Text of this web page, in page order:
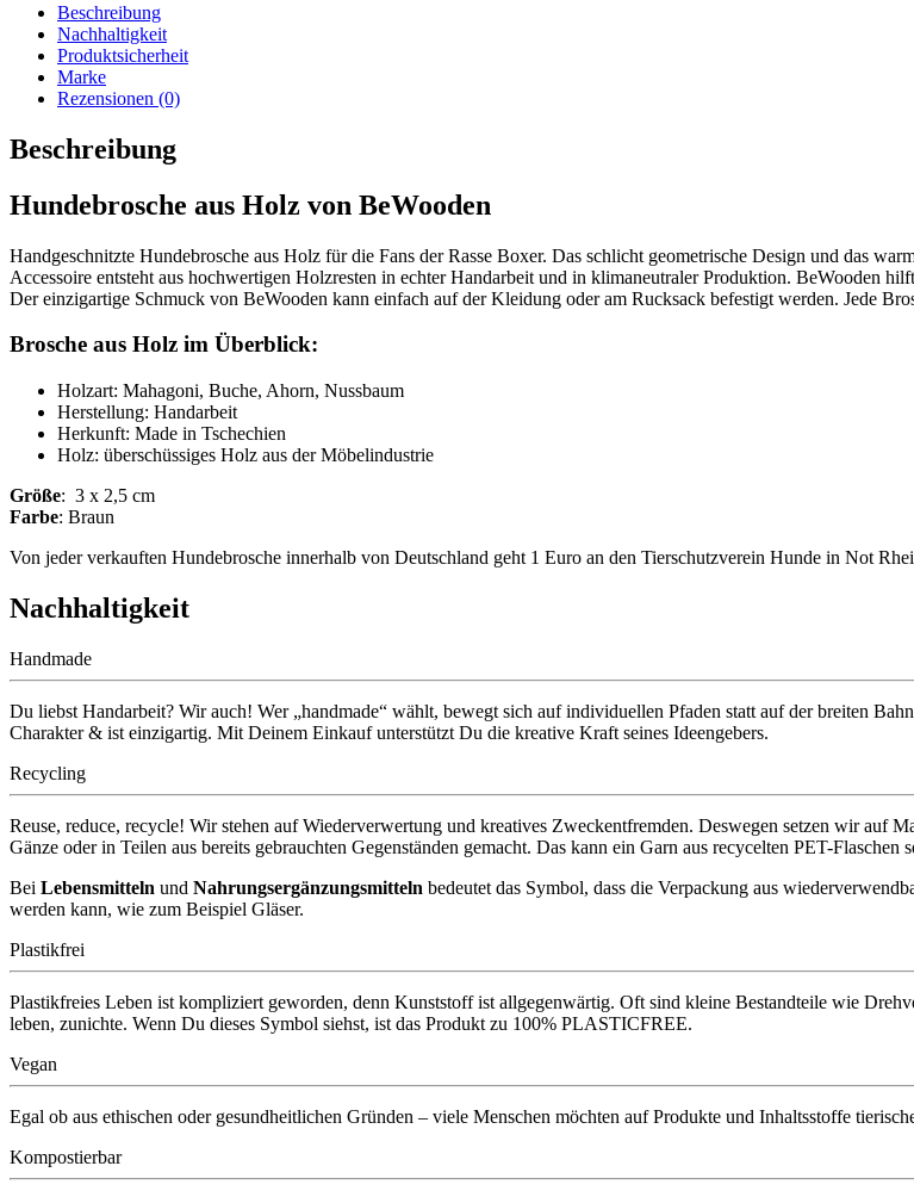
Beschreibung
Nachhaltigkeit
Produktsicherheit
Marke
Rezensionen (0)
Beschreibung
Hundebrosche aus Holz von BeWooden
Handgeschnitzte Hundebrosche aus Holz für die Fans der Rasse Boxer. Das schlicht geometrische Design und das
Accessoire entsteht aus hochwertigen Holzresten in echter Handarbeit und in klimaneutraler Produktion. BeWooden
Der einzigartige Schmuck von BeWooden kann einfach auf der Kleidung oder am Rucksack befestigt werden. Jede
Brosche aus Holz im Überblick:
Holzart: Mahagoni, Buche, Ahorn, Nussbaum
Herstellung: Handarbeit
Herkunft: Made in Tschechien
Holz: überschüssiges Holz aus der Möbelindustrie
Größe: 3 x 2,5 cm
Farbe: Braun
Von jeder verkauften Hundebrosche innerhalb von Deutschland geht 1 Euro an den Tierschutzverein Hunde in Not
Nachhaltigkeit
Handmade
Du liebst Handarbeit? Wir auch! Wer „handmade“ wählt, bewegt sich auf individuellen Pfaden statt auf der breiten
Charakter & ist einzigartig. Mit Deinem Einkauf unterstützt Du die kreative Kraft seines Ideengebers.
Recycling
Reuse, reduce, recycle! Wir stehen auf Wiederverwertung und kreatives Zweckentfremden. Deswegen setzen wir auf
Gänze oder in Teilen aus bereits gebrauchten Gegenständen gemacht. Das kann ein Garn aus recycelten PET-Flaschen
Bei Lebensmitteln und Nahrungsergänzungsmitteln bedeutet das Symbol, dass die Verpackung aus
werden kann, wie zum Beispiel Gläser.
Plastikfrei
Plastikfreies Leben ist kompliziert geworden, denn Kunststoff ist allgegenwärtig. Oft sind kleine Bestandteile wie
leben, zunichte. Wenn Du dieses Symbol siehst, ist das Produkt zu 100% PLASTICFREE.
Vegan
Egal ob aus ethischen oder gesundheitlichen Gründen – viele Menschen möchten auf Produkte und Inhaltsstoffe
Kompostierbar